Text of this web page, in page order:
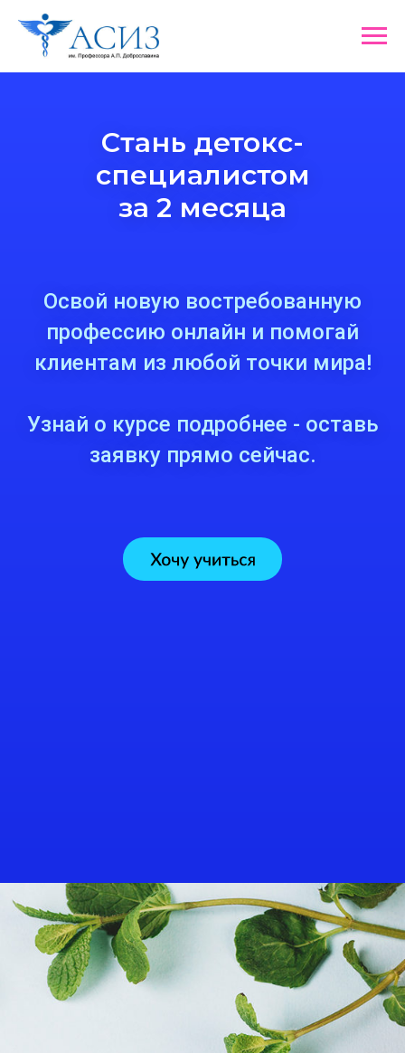
Загрузка
Сейчас мы узнаем, какой подарок
выпадет именно вам!
Вращайте Колесо
фортуныи забирайте один из
Стань детокс-
специалистом
за 2 месяца
Освой новую востребованную
профессию онлайн и помогай
клиентам из любой точки мира!
Узнай о курсе подробнее - оставь
заявку прямо сейчас.